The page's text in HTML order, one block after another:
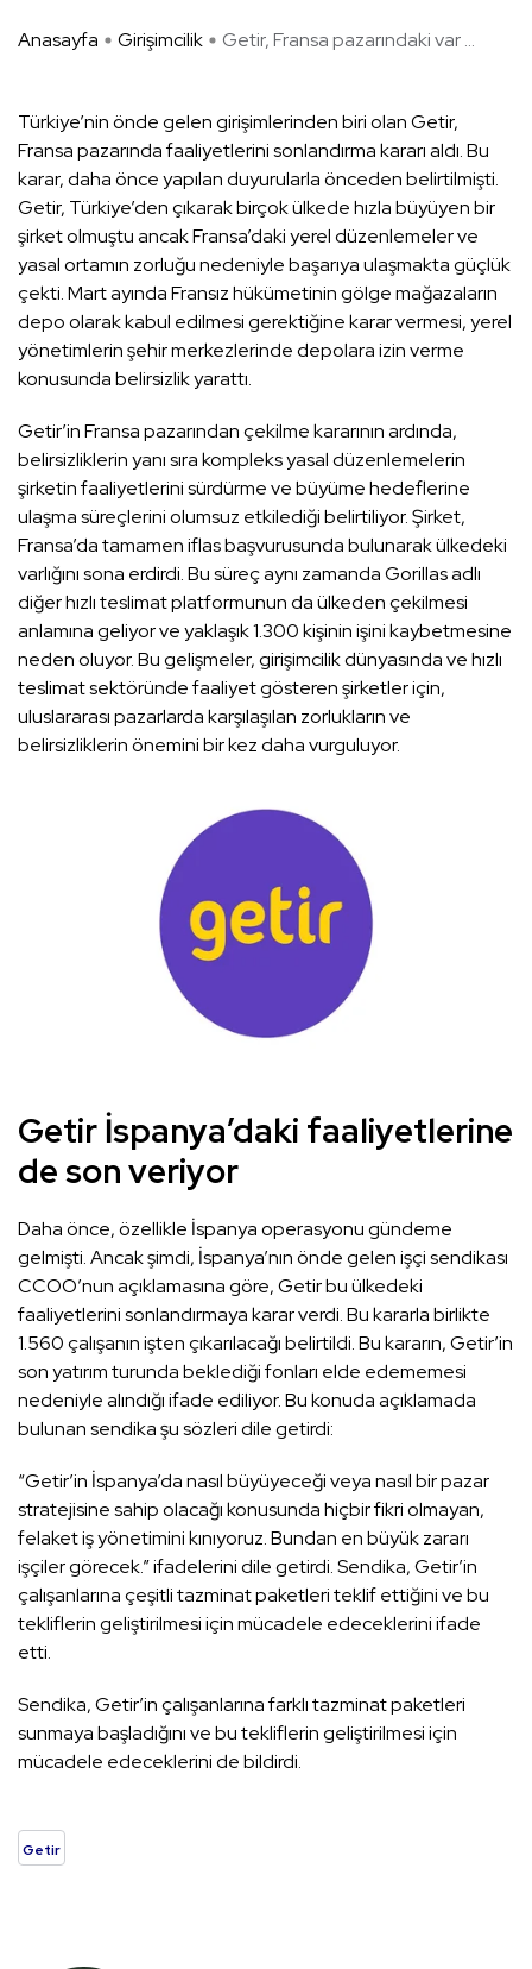
Anasayfa Girişimcilik Getir, Fransa pazarındaki var ...
Türkiye’nin önde gelen girişimlerinden biri olan Getir,
Fransa pazarında faaliyetlerini sonlandırma kararı aldı. Bu
karar, daha önce yapılan duyurularla önceden belirtilmişti.
Getir, Türkiye’den çıkarak birçok ülkede hızla büyüyen bir
şirket olmuştu ancak Fransa’daki yerel düzenlemeler ve
yasal ortamın zorluğu nedeniyle başarıya ulaşmakta güçlük
çekti. Mart ayında Fransız hükümetinin gölge mağazaların
depo olarak kabul edilmesi gerektiğine karar vermesi, yerel
yönetimlerin şehir merkezlerinde depolara izin verme
konusunda belirsizlik yarattı.
Getir’in Fransa pazarından çekilme kararının ardında,
belirsizliklerin yanı sıra kompleks yasal düzenlemelerin
şirketin faaliyetlerini sürdürme ve büyüme hedeflerine
ulaşma süreçlerini olumsuz etkilediği belirtiliyor. Şirket,
Fransa’da tamamen iflas başvurusunda bulunarak ülkedeki
varlığını sona erdirdi. Bu süreç aynı zamanda Gorillas adlı
diğer hızlı teslimat platformunun da ülkeden çekilmesi
anlamına geliyor ve yaklaşık 1.300 kişinin işini kaybetmesine
neden oluyor. Bu gelişmeler, girişimcilik dünyasında ve hızlı
teslimat sektöründe faaliyet gösteren şirketler için,
uluslararası pazarlarda karşılaşılan zorlukların ve
belirsizliklerin önemini bir kez daha vurguluyor.
Getir İspanya’daki faaliyetlerine
de son veriyor
Daha önce, özellikle İspanya operasyonu gündeme
gelmişti. Ancak şimdi, İspanya’nın önde gelen işçi sendikası
CCOO’nun açıklamasına göre, Getir bu ülkedeki
faaliyetlerini sonlandırmaya karar verdi. Bu kararla birlikte
1.560 çalışanın işten çıkarılacağı belirtildi. Bu kararın, Getir’in
son yatırım turunda beklediği fonları elde edememesi
nedeniyle alındığı ifade ediliyor. Bu konuda açıklamada
bulunan sendika şu sözleri dile getirdi:
“Getir’in İspanya’da nasıl büyüyeceği veya nasıl bir pazar
stratejisine sahip olacağı konusunda hiçbir fikri olmayan,
felaket iş yönetimini kınıyoruz. Bundan en büyük zararı
işçiler görecek.” ifadelerini dile getirdi. Sendika, Getir’in
çalışanlarına çeşitli tazminat paketleri teklif ettiğini ve bu
tekliflerin geliştirilmesi için mücadele edeceklerini ifade
etti.
Sendika, Getir’in çalışanlarına farklı tazminat paketleri
sunmaya başladığını ve bu tekliflerin geliştirilmesi için
mücadele edeceklerini de bildirdi.
Getir